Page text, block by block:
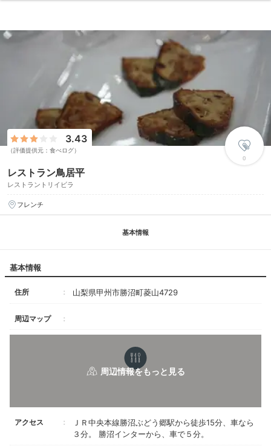
レストラン鳥居平
レストラントリイビラ
3.43
（評価提供元：食べログ）
0
フレンチ
基本情報
基本情報
住所 山梨県甲州市勝沼町菱山4729
周辺マップ
アクセス
ＪＲ中央本線勝沼ぶどう郷駅から徒歩15分、車なら
３分。 勝沼インターから、車で５分。